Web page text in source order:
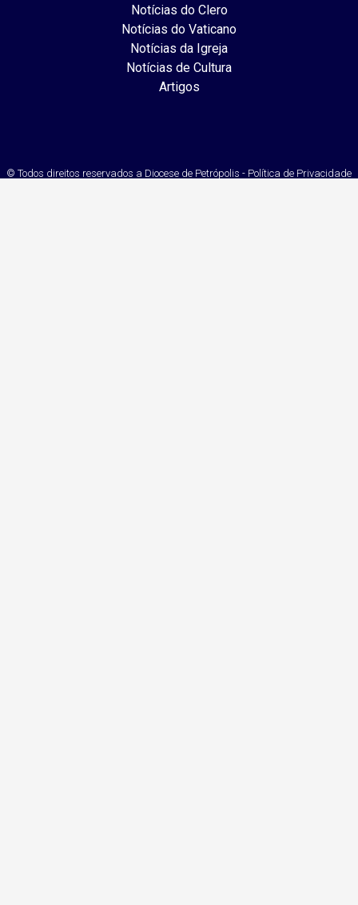
Notícias do Clero
Notícias do Vaticano
Notícias da Igreja
Notícias de Cultura
Artigos
© Todos direitos reservados a Diocese de Petrópolis - Política de Privacidade